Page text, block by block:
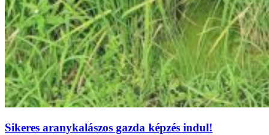
Sikeres aranykalászos gazda képzés indul!